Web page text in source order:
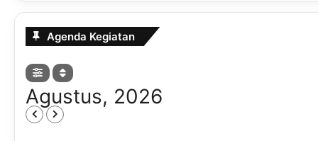
Agenda Kegiatan
Agustus, 2026